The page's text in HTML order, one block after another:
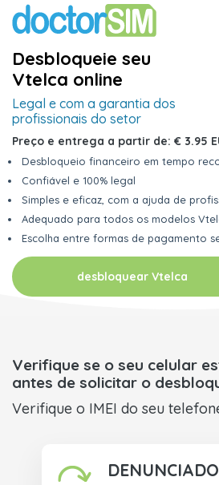
Desbloqueie seu
Vtelca online
Legal e com a garantia dos
profissionais do setor
Preço e entrega a partir de: € 3.95
Desbloqueio financeiro em tempo
Confiável e 100% legal
Simples e eficaz, com a ajuda de
Adequado para todos os modelos
Escolha entre formas de pagamento
desbloquear Vtelca
Verifique se o seu celular
antes de solicitar o
Verifique o IMEI do seu
DENUNCIADO